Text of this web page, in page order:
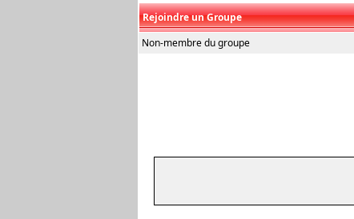
Rejoindre un Groupe
Non-membre du groupe